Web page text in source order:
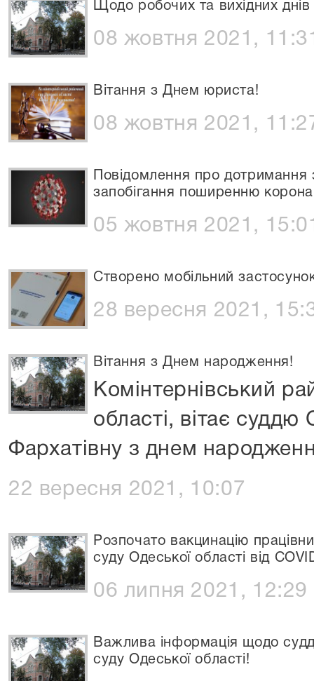
Щодо робочих та вихідних днів
08 жовтня 2021,
Вітання з Днем юриста!
08 жовтня 2021,
Повідомлення про
запобігання поширенню
05 жовтня 2021,
Створено мобільний
28 вересня 2021,
Вітання з Днем народження!
Комінтернівський
області, вітає
Фархатівну з днем
22 вересня 2021, 10:07
Розпочато вакцинацію
суду Одеської області від
06 липня 2021, 12:29
Важлива інформація щодо
суду Одеської області!